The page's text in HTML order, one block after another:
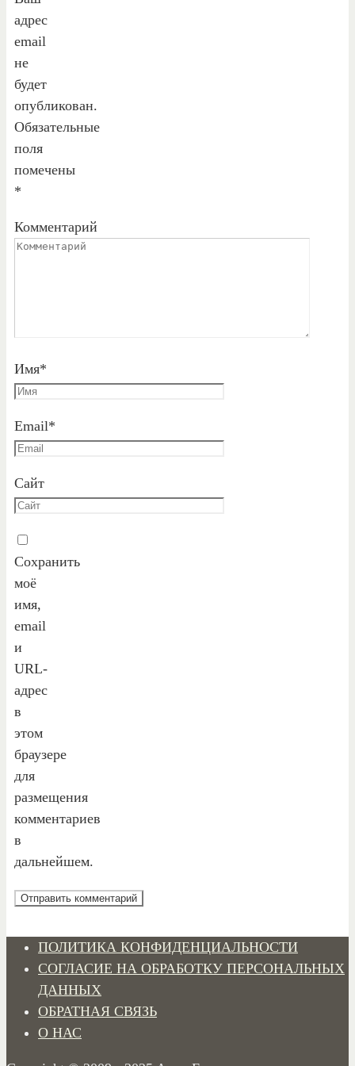
адрес
email
не
будет
опубликован.
Обязательные
поля
помечены
*
Комментарий
Имя*
Email*
Сайт
Сохранить
моё
имя,
email
и
URL-
адрес
в
этом
браузере
для
размещения
комментариев
в
дальнейшем.
ПОЛИТИКА КОНФИДЕНЦИАЛЬНОСТИ
СОГЛАСИЕ НА ОБРАБОТКУ ПЕРСОНАЛЬНЫХ
ДАННЫХ
ОБРАТНАЯ СВЯЗЬ
О НАС